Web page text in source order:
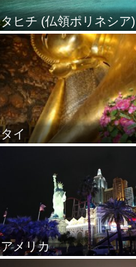
タヒチ (仏領ポリネシア)
タイ
アメリカ